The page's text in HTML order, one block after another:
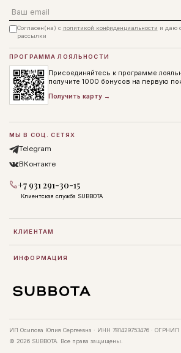
Email
Согласен(на) с политикой конфиденциальности и даю
рассылки
КЛИЕНТАМ
ИНФОРМАЦИЯ
ПРОГРАММА ЛОЯЛЬНОСТИ
Присоединяйтесь к программе
получите 1000 бонусов на первую
Получить карту →
МЫ В СОЦ. СЕТЯХ
Telegram
ВКонтакте
+7 931 291-30-15
Клиентская служба SUBBOTA
ИП Осипова Юлия Сергеевна · ИНН 781429753476 · ОГРНИП
© 2026 SUBBOTA. Все права защищены.